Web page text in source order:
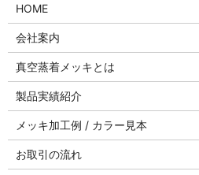
HOME
会社案内
真空蒸着メッキとは
製品実績紹介
メッキ加工例 / カラー見本
お取引の流れ